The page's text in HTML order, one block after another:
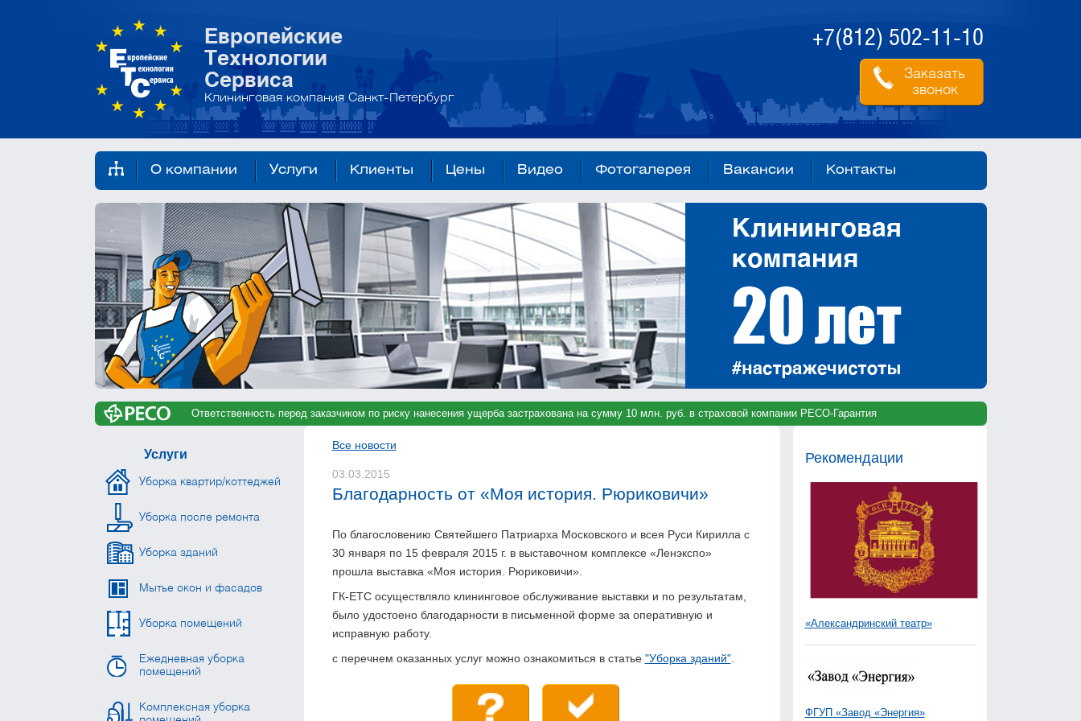
Европейские
Технологии
Сервиса
Клининговая компания Санкт-Петербург
+7(812) 502-11-10
Заказать
звонок
О компании Услуги Клиенты Цены Видео Фотогалерея Вакансии Контакты
Ответственность перед заказчиком по риску нанесения ущерба застрахована на сумму 10 млн. руб. в страховой компании РЕСО-Гарантия
Услуги
Уборка квартир/коттеджей
Уборка после ремонта
Уборка зданий
Мытье окон и фасадов
Уборка помещений
Ежедневная уборка
помещений
Комплексная уборка
Все новости
03.03.2015
Благодарность от «Моя история. Рюриковичи»
По благословению Святейшего Патриарха Московского и всея Руси Кирилла с
30 января по 15 февраля 2015 г. в выставочном комплексе «Ленэкспо»
прошла выставка «Моя история. Рюриковичи».
ГК-ЕТС осуществляло клининговое обслуживание выставки и по результатам,
было удостоено благодарности в письменной форме за оперативную и
исправную работу.
с перечнем оказанных услуг можно ознакомиться в статье "Уборка зданий".
Рекомендации
«Александринский театр»
ФГУП «Завод «Энергия»